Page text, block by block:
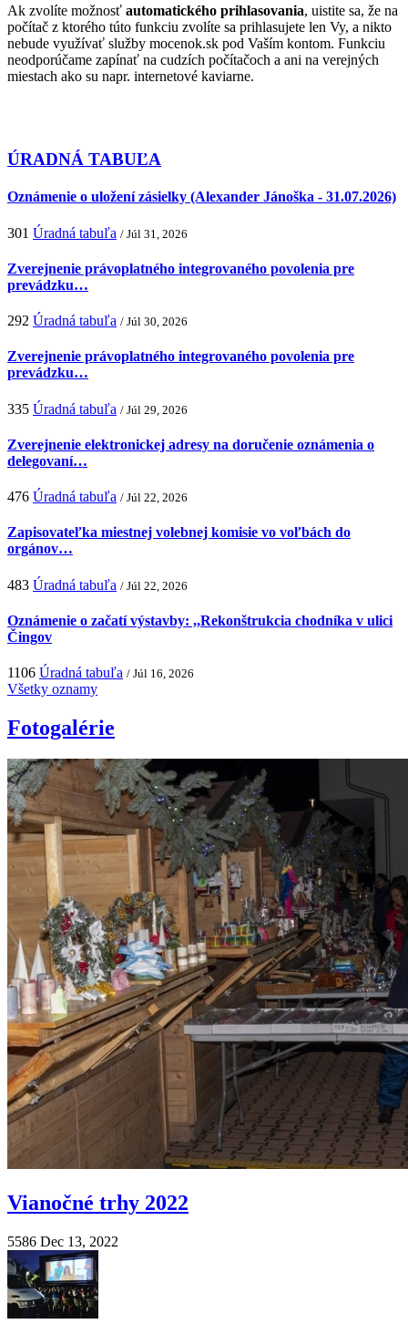
Ak zvolíte možnosť automatického prihlasovania, uistite sa, že na
počítač z ktorého túto funkciu zvolíte sa prihlasujete len Vy, a nikto
nebude využívať služby mocenok.sk pod Vaším kontom. Funkciu
neodporúčame zapínať na cudzích počítačoch a ani na verejných
miestach ako su napr. internetové kaviarne.
ÚRADNÁ TABUĽA
Oznámenie o uložení zásielky (Alexander Jánoška - 31.07.2026)
301 Úradná tabuľa / Júl 31, 2026
Zverejnenie právoplatného integrovaného povolenia pre
prevádzku…
292 Úradná tabuľa / Júl 30, 2026
Zverejnenie právoplatného integrovaného povolenia pre
prevádzku…
335 Úradná tabuľa / Júl 29, 2026
Zverejnenie elektronickej adresy na doručenie oznámenia o
delegovaní…
476 Úradná tabuľa / Júl 22, 2026
Zapisovateľka miestnej volebnej komisie vo voľbách do
orgánov…
483 Úradná tabuľa / Júl 22, 2026
Oznámenie o začatí výstavby: ,,Rekonštrukcia chodníka v ulici
Čingov
1106 Úradná tabuľa / Júl 16, 2026
Všetky oznamy
Fotogalérie
Vianočné trhy 2022
5586 Dec 13, 2022